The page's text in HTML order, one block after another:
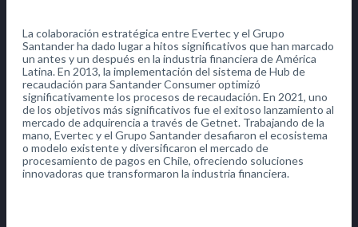
La colaboración estratégica entre Evertec y el Grupo
Santander ha dado lugar a hitos significativos que han marcado
un antes y un después en la industria financiera de América
Latina. En 2013, la implementación del sistema de Hub de
recaudación para Santander Consumer optimizó
significativamente los procesos de recaudación. En 2021, uno
de los objetivos más significativos fue el exitoso lanzamiento al
mercado de adquirencia a través de Getnet. Trabajando de la
mano, Evertec y el Grupo Santander desafiaron el ecosistema
o modelo existente y diversificaron el mercado de
procesamiento de pagos en Chile, ofreciendo soluciones
innovadoras que transformaron la industria financiera.